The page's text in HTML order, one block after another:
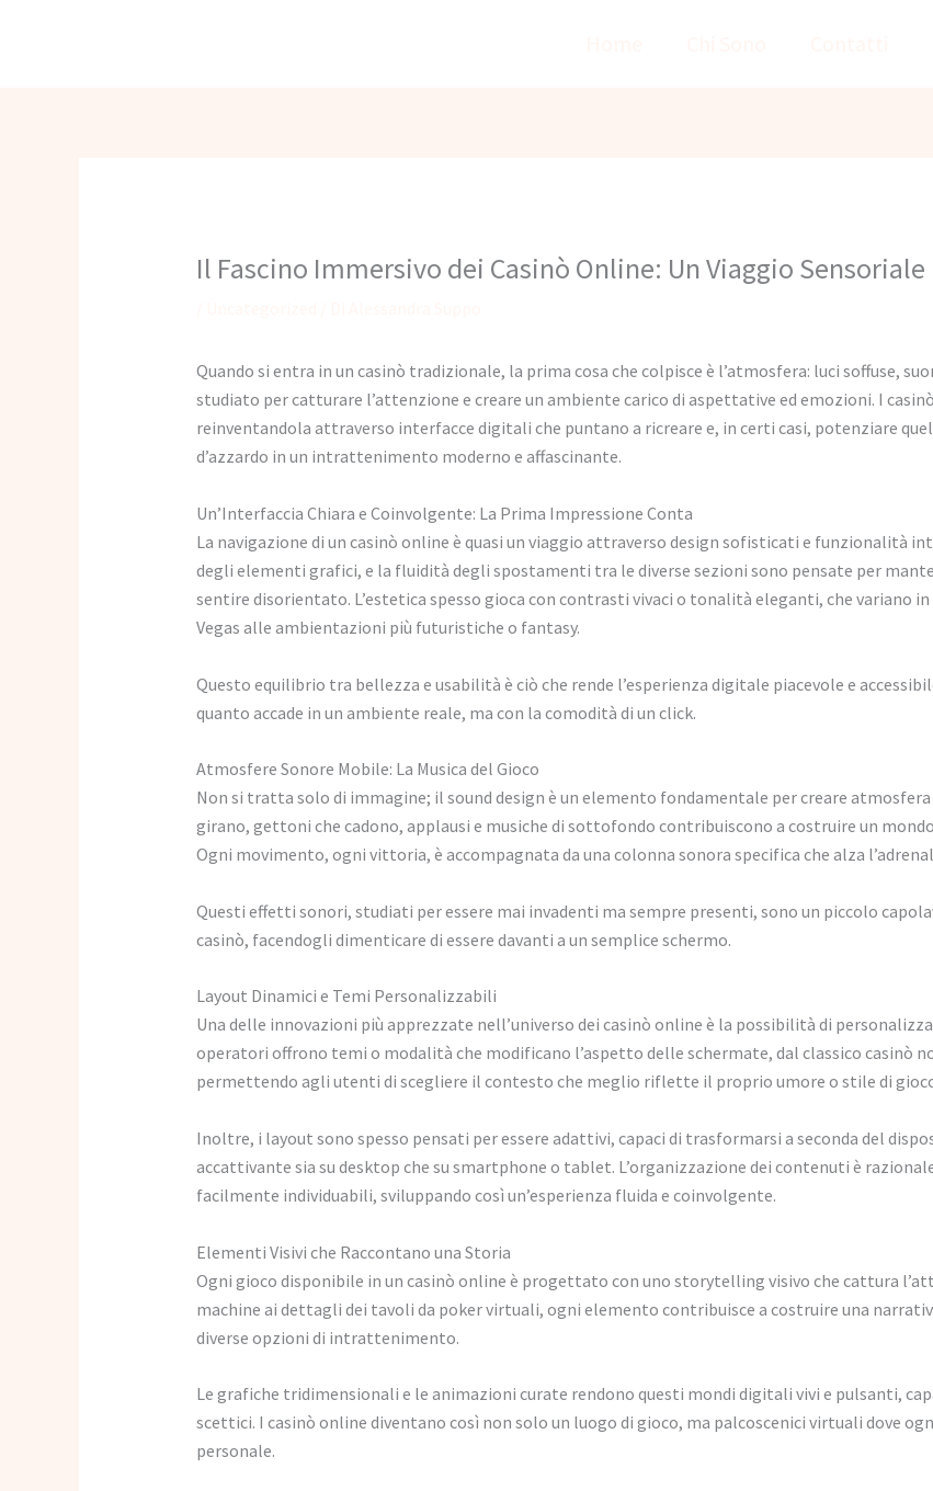
Il Fascino Immersivo dei Casinò Online: Un Viaggio
Quando si entra in un casinò tradizionale, la prima cosa che colpisce è l’atmosfera: luci soffuse,
studiato per catturare l’attenzione e creare un ambiente carico di aspettative ed emozioni. I
reinventandola attraverso interfacce digitali che puntano a ricreare e, in certi casi, potenziare
d’azzardo in un intrattenimento moderno e affascinante.
Un’Interfaccia Chiara e Coinvolgente: La Prima Impressione Conta
La navigazione di un casinò online è quasi un viaggio attraverso design sofisticati e funzionalità
degli elementi grafici, e la fluidità degli spostamenti tra le diverse sezioni sono pensate per
sentire disorientato. L’estetica spesso gioca con contrasti vivaci o tonalità eleganti, che variano in
Vegas alle ambientazioni più futuristiche o fantasy.
Questo equilibrio tra bellezza e usabilità è ciò che rende l’esperienza digitale piacevole e
quanto accade in un ambiente reale, ma con la comodità di un click.
Atmosfere Sonore Mobile: La Musica del Gioco
Non si tratta solo di immagine; il sound design è un elemento fondamentale per creare atmosfera
girano, gettoni che cadono, applausi e musiche di sottofondo contribuiscono a costruire un
Ogni movimento, ogni vittoria, è accompagnata da una colonna sonora specifica che alza
Questi effetti sonori, studiati per essere mai invadenti ma sempre presenti, sono un piccolo
casinò, facendogli dimenticare di essere davanti a un semplice schermo.
Layout Dinamici e Temi Personalizzabili
Una delle innovazioni più apprezzate nell’universo dei casinò online è la possibilità di
operatori offrono temi o modalità che modificano l’aspetto delle schermate, dal classico casinò
permettendo agli utenti di scegliere il contesto che meglio riflette il proprio umore o stile di
Inoltre, i layout sono spesso pensati per essere adattivi, capaci di trasformarsi a seconda del
accattivante sia su desktop che su smartphone o tablet. L’organizzazione dei contenuti è
facilmente individuabili, sviluppando così un’esperienza fluida e coinvolgente.
Elementi Visivi che Raccontano una Storia
Ogni gioco disponibile in un casinò online è progettato con uno storytelling visivo che cattura
machine ai dettagli dei tavoli da poker virtuali, ogni elemento contribuisce a costruire una
diverse opzioni di intrattenimento.
Le grafiche tridimensionali e le animazioni curate rendono questi mondi digitali vivi e pulsanti,
scettici. I casinò online diventano così non solo un luogo di gioco, ma palcoscenici virtuali dove
personale.